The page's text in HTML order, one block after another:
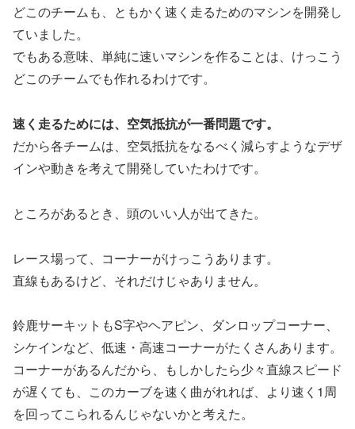
どこのチームも、ともかく速く走るためのマシンを開発し
ていました。
でもある意味、単純に速いマシンを作ることは、けっこう
どこのチームでも作れるわけです。
速く走るためには、空気抵抗が一番問題です。
だから各チームは、空気抵抗をなるべく減らすようなデザ
インや動きを考えて開発していたわけです。
ところがあるとき、頭のいい人が出てきた。
レース場って、コーナーがけっこうあります。
直線もあるけど、それだけじゃありません。
鈴鹿サーキットもS字やヘアピン、ダンロップコーナー、
シケインなど、低速・高速コーナーがたくさんあります。
コーナーがあるんだから、もしかしたら少々直線スピード
が遅くても、このカーブを速く曲がれれば、より速く1周
を回ってこられるんじゃないかと考えた。